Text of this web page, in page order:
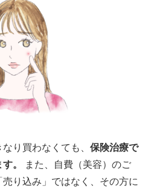
り買わなくても、 保険治療で
。
また、自費（美容）のご
り込み」ではなく、その方に